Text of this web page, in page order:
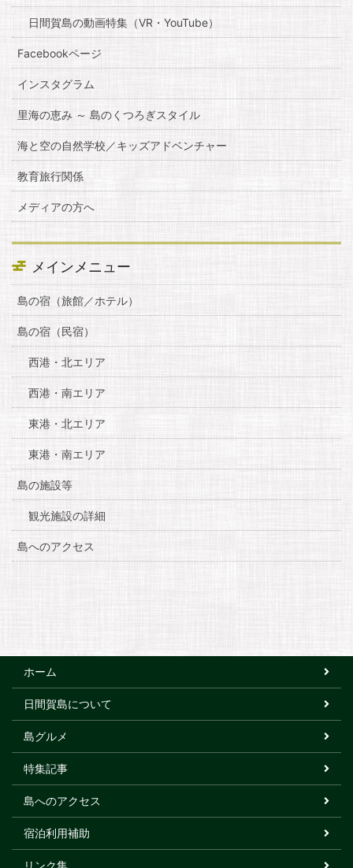
日間賀島の動画特集（VR・YouTube）
Facebookページ
インスタグラム
里海の恵み ～ 島のくつろぎスタイル
海と空の自然学校／キッズアドベンチャー
教育旅行関係
メディアの方へ
メインメニュー
島の宿（旅館／ホテル）
島の宿（民宿）
西港・北エリア
西港・南エリア
東港・北エリア
東港・南エリア
島の施設等
観光施設の詳細
島へのアクセス
ホーム
日間賀島について
島グルメ
特集記事
島へのアクセス
宿泊利用補助
リンク集